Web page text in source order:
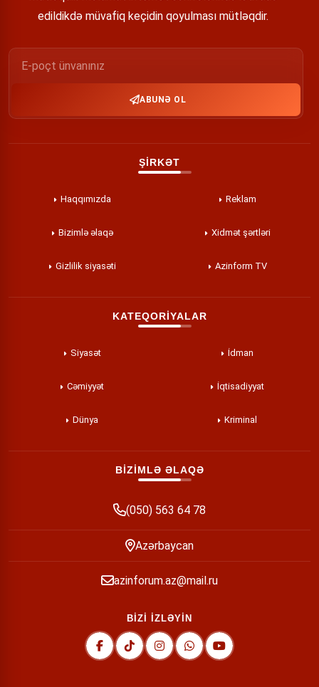
edildikdə müvafiq keçidin qoyulması mütləqdir.
ABUNƏ OL
ŞİRKƏT
Haqqımızda Reklam
Bizimlə əlaqə Xidmət şərtləri
Gizlilik siyasəti Azinform TV
KATEQORİYALAR
Siyasət İdman
Cəmiyyət İqtisadiyyat
Dünya Kriminal
BİZİMLƏ ƏLAQƏ
(050) 563 64 78
Azərbaycan
azinforum.az@mail.ru
BİZİ İZLƏYİN